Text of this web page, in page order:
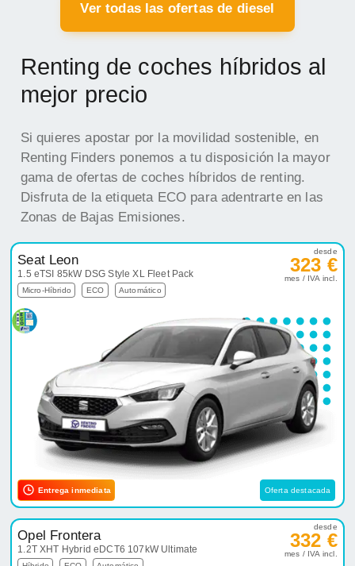
Ver todas las ofertas de diesel
Renting de coches híbridos al
mejor precio
Si quieres apostar por la movilidad sostenible, en
Renting Finders ponemos a tu disposición la mayor
gama de ofertas de coches híbridos de renting.
Disfruta de la etiqueta ECO para adentrarte en las
Zonas de Bajas Emisiones.
Seat Leon
1.5 eTSI 85kW DSG Style XL Fleet Pack
Micro-Híbrido ECO Automático
desde
323 €
mes / IVA incl.
Entrega inmediata Oferta destacada
Opel Frontera
1.2T XHT Hybrid eDCT6 107kW Ultimate
desde
332 €
mes / IVA incl.